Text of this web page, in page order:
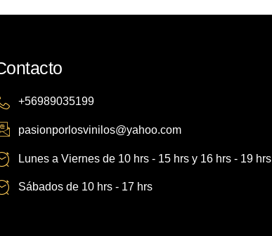
+56989035199
pasionporlosvinilos@yahoo.com
Lunes a Viernes de 10 hrs - 15 hrs y 16 hrs - 19 hrs
Sábados de 10 hrs - 17 hrs